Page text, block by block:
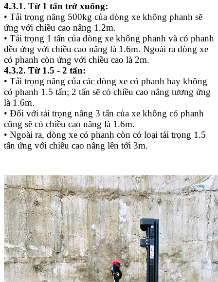
4.3.1. Từ 1 tấn trở xuống:
• Tải trọng nâng 500kg của dòng xe không phanh sẽ
ứng với chiều cao nâng 1.2m.
• Tải trọng 1 tấn của dòng xe không phanh và có phanh
đều ứng với chiều cao nâng là 1.6m. Ngoài ra dòng xe
có phanh còn ứng với chiều cao là 2m.
4.3.2. Từ 1.5 - 2 tấn:
• Tải trọng nâng của các dòng xe có phanh hay không
có phanh 1.5 tấn; 2 tấn sẽ có chiều cao nâng tương ứng
là 1.6m.
• Đối với tải trọng nâng 3 tấn của xe không có phanh
cũng sẽ có chiều cao nâng là 1.6m.
• Ngoài ra, dòng xe có phanh còn có loại tải trọng 1.5
tấn ứng với chiều cao nâng lên tới 3m.